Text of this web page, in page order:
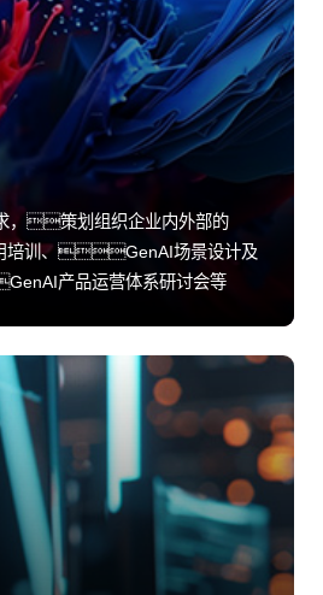
，策划组织企业内外部的
培训、GenAI场景设计及
产品运营体系研讨会等